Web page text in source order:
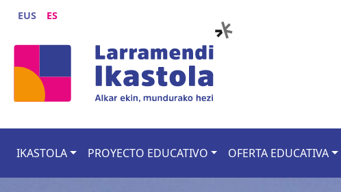
EUS ES
Main navigation
IKASTOLA PROYECTO EDUCATIVO OFERTA EDUCATIVA